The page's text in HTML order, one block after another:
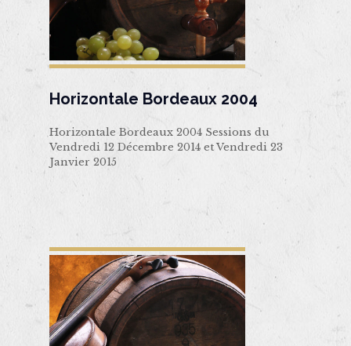
Horizontale Bordeaux 2004
Horizontale Bordeaux 2004 Sessions du
Vendredi 12 Décembre 2014 et Vendredi 23
Janvier 2015